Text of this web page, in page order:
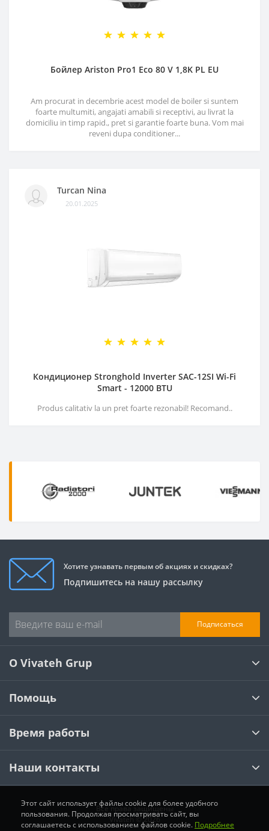
Бойлер Ariston Pro1 Eco 80 V 1,8K PL EU
Am procurat in decembrie acest model de boiler si suntem
foarte multumiti, angajati amabili si receptivi, au livrat la
domiciliu in timp rapid., pret si garantie foarte buna. Vom mai
reveni dupa conditioner...
Turcan Nina
20.01.2025
Кондиционер Stronghold Inverter SAC-12SI Wi-Fi
Smart - 12000 BTU
Produs calitativ la un pret foarte rezonabil! Recomand..
Хотите узнавать первым об акциях и скидках?
Подпишитесь на нашу рассылку
Подписаться
О Vivateh Grup
Помощь
Время работы
Наши контакты
Все права защищены
Vivateh © 2026
Этот сайт использует файлы cookie для более удобного
пользования. Продолжая просматривать сайт, вы
соглашаетесь с использованием файлов cookie. Подробнее